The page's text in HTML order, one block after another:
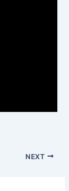
NEXT